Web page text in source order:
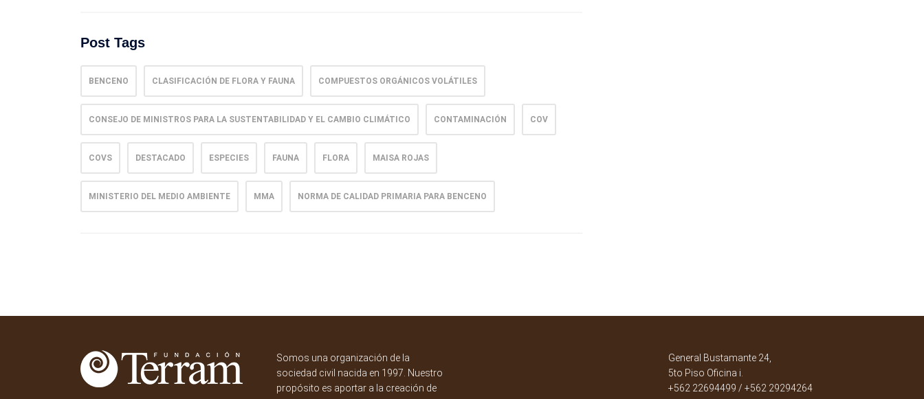
Post Tags
BENCENO CLASIFICACIÓN DE FLORA Y FAUNA COMPUESTOS ORGÁNICOS VOLÁTILES
CONSEJO DE MINISTROS PARA LA SUSTENTABILIDAD Y EL CAMBIO CLIMÁTICO CONTAMINACIÓN COV
COVS DESTACADO ESPECIES FAUNA FLORA MAISA ROJAS
MINISTERIO DEL MEDIO AMBIENTE MMA NORMA DE CALIDAD PRIMARIA PARA BENCENO
Somos una organización de la
sociedad civil nacida en 1997. Nuestro
propósito es aportar a la creación de
General Bustamante 24,
5to Piso Oficina i.
+562 22694499 / +562 29294264